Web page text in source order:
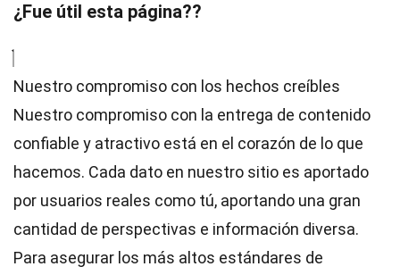
¿Fue útil esta página??
Nuestro compromiso con los hechos creíbles
Nuestro compromiso con la entrega de contenido
confiable y atractivo está en el corazón de lo que
hacemos. Cada dato en nuestro sitio es aportado
por usuarios reales como tú, aportando una gran
cantidad de perspectivas e información diversa.
Para asegurar los más altos estándares de